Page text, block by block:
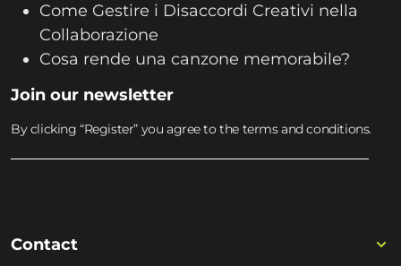
Come Gestire i Disaccordi Creativi nella
Collaborazione
Cosa rende una canzone memorabile?
Join our newsletter
By clicking “Register” you agree to the terms and conditions.
Contact